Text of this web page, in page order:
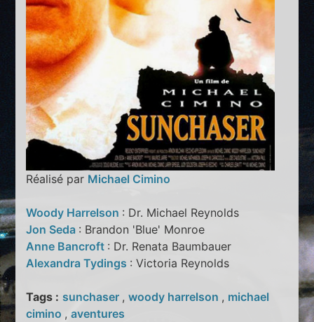
Réalisé par Michael Cimino
Woody Harrelson : Dr. Michael Reynolds
Jon Seda : Brandon 'Blue' Monroe
Anne Bancroft : Dr. Renata Baumbauer
Alexandra Tydings : Victoria Reynolds
Tags : sunchaser ,woody harrelson , michael
cimino ,aventures